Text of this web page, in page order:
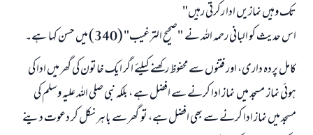
تک وہیں نمازیں ادا رکرتی رہیں"
اس حدیث کو البانی رحمہ اللہ نے "صحیح الترغیب" (340) میں حسن کہا ہے۔
کامل پردہ داری، اور فتنوں سے محفوظ رکھنے کیلئے اگر ایک خاتون کی گھر میں ادا کی
ہوئی نماز مسجد میں نماز ادا کرنے سے افضل ہے ، بلکہ نبی صلی اللہ علیہ وسلم کی
مسجد میں نماز ادا کرنے سے بھی افضل ہے، تو گھر سے باہر نکل کر دعوت دینے